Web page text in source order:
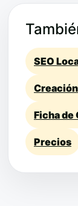
SEO
Ficha de
Precios